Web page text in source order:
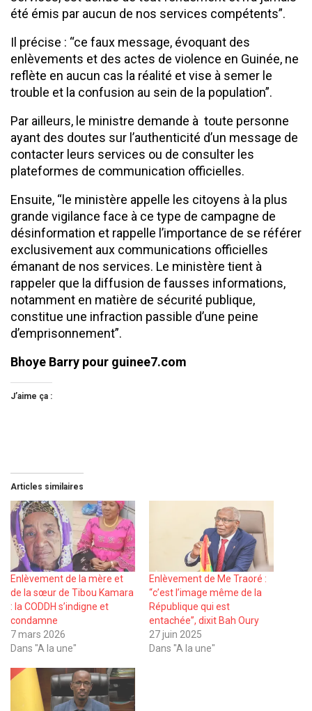
été émis par aucun de nos services compétents”.
Il précise : “ce faux message, évoquant des
enlèvements et des actes de violence en Guinée, ne
reflète en aucun cas la réalité et vise à semer le
trouble et la confusion au sein de la population”.
Par ailleurs, le ministre demande à toute personne
ayant des doutes sur l’authenticité d’un message de
contacter leurs services ou de consulter les
plateformes de communication officielles.
Ensuite, “le ministère appelle les citoyens à la plus
grande vigilance face à ce type de campagne de
désinformation et rappelle l’importance de se référer
exclusivement aux communications officielles
émanant de nos services. Le ministère tient à
rappeler que la diffusion de fausses informations,
notamment en matière de sécurité publique,
constitue une infraction passible d’une peine
d’emprisonnement”.
Bhoye Barry pour guinee7.com
J’aime ça :
Articles similaires
Enlèvement de la mère et
de la sœur de Tibou Kamara
: la CODDH s’indigne et
condamne
7 mars 2026
Dans "A la une"
Enlèvement de Me Traoré :
“c’est l’image même de la
République qui est
entachée”, dixit Bah Oury
27 juin 2025
Dans "A la une"